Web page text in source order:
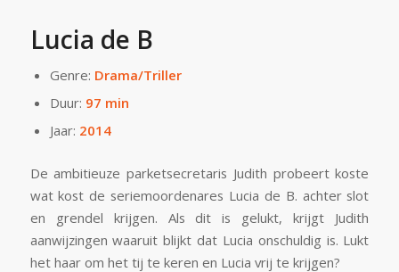
Lucia de B
Genre: Drama/Triller
Duur: 97 min
Jaar: 2014
De ambitieuze parketsecretaris Judith probeert koste
wat kost de seriemoordenares Lucia de B. achter slot
en grendel krijgen. Als dit is gelukt, krijgt Judith
aanwijzingen waaruit blijkt dat Lucia onschuldig is. Lukt
het haar om het tij te keren en Lucia vrij te krijgen?